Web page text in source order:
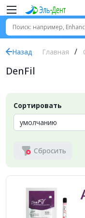
Назад Главная
DenFil
Сортировать
Сбросить